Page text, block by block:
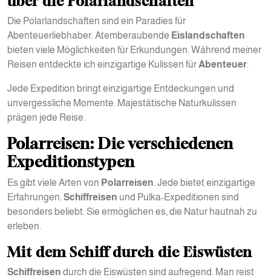
Die Polarlandschaften sind ein Paradies für
Abenteuerliebhaber. Atemberaubende Eislandschaften
bieten viele Möglichkeiten für Erkundungen. Während meiner
Reisen entdeckte ich einzigartige Kulissen für Abenteuer.
Jede Expedition bringt einzigartige Entdeckungen und
unvergessliche Momente. Majestätische Naturkulissen
prägen jede Reise.
Polarreisen: Die verschiedenen
Expeditionstypen
Es gibt viele Arten von Polarreisen. Jede bietet einzigartige
Erfahrungen. Schiffreisen und Pulka-Expeditionen sind
besonders beliebt. Sie ermöglichen es, die Natur hautnah zu
erleben.
Mit dem Schiff durch die Eiswüsten
Schiffreisen durch die Eiswüsten sind aufregend. Man reist